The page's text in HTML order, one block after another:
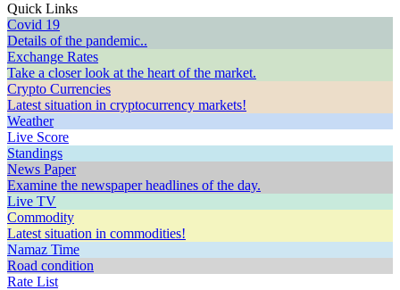
Quick Links
Covid 19
Details of the pandemic..
Exchange Rates
Take a closer look at the heart of the market.
Crypto Currencies
Latest situation in cryptocurrency markets!
Weather
Live Score
Standings
News Paper
Examine the newspaper headlines of the day.
Live TV
Commodity
Latest situation in commodities!
Namaz Time
Road condition
Rate List